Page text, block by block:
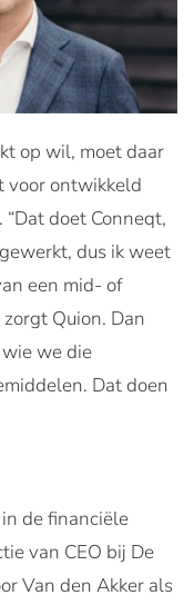
op wil, moet daar
voor ontwikkeld
doet Conneqt,
dus ik weet
een mid- of
Quion. Dan
we die
Dat doen
de financiële
van CEO bij De
Van den Akker als